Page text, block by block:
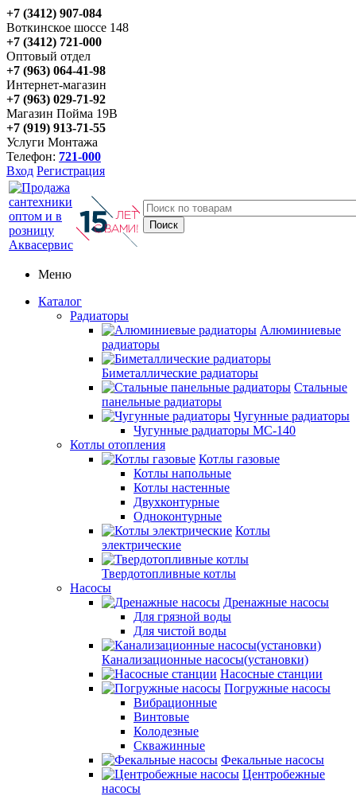
+7 (3412) 907-084
Воткинское шоссе 148
+7 (3412) 721-000
Оптовый отдел
+7 (963) 064-41-98
Интернет-магазин
+7 (963) 029-71-92
Магазин Пойма 19В
+7 (919) 913-71-55
Услуги Монтажа
Телефон: 721-000
Вход Регистрация
Меню
Каталог
Радиаторы
Алюминиевые
радиаторы
Биметаллические радиаторы
Стальные
панельные радиаторы
Чугунные радиаторы
Чугунные радиаторы МС-140
Котлы отопления
Котлы газовые
Котлы напольные
Котлы настенные
Двухконтурные
Одноконтурные
Котлы
электрические
Твердотопливные котлы
Насосы
Дренажные насосы
Для грязной воды
Для чистой воды
Канализационные насосы(установки)
Насосные станции
Погружные насосы
Вибрационные
Винтовые
Колодезные
Скважинные
Фекальные насосы
Центробежные
насосы